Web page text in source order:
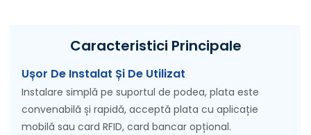
Caracteristici Principale
Ușor De Instalat Și De Utilizat
Instalare simplă pe suportul de podea, plata este
convenabilă și rapidă, acceptă plata cu aplicație
mobilă sau card RFID, card bancar opțional.